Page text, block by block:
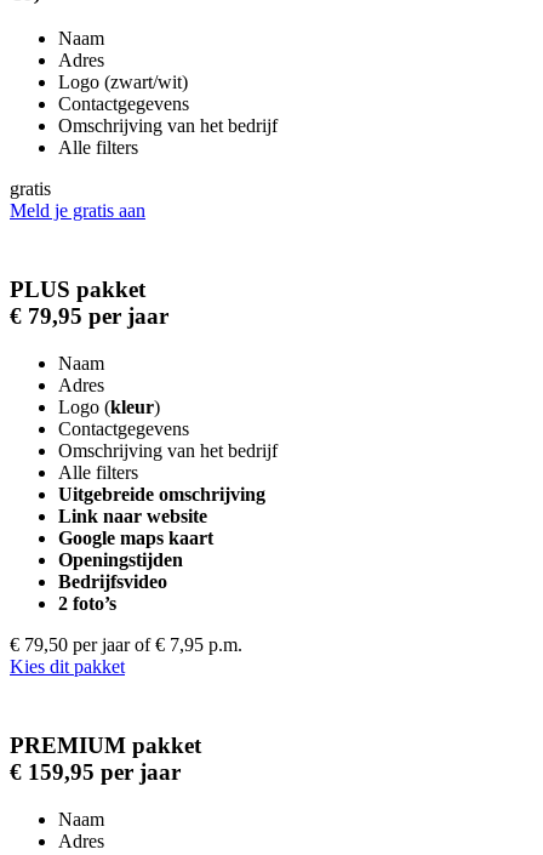
Naam
Adres
Logo (zwart/wit)
Contactgegevens
Omschrijving van het bedrijf
Alle filters
gratis
Meld je gratis aan
PLUS pakket
€ 79,95 per jaar
Naam
Adres
Logo (kleur)
Contactgegevens
Omschrijving van het bedrijf
Alle filters
Uitgebreide omschrijving
Link naar website
Google maps kaart
Openingstijden
Bedrijfsvideo
2 foto’s
€ 79,50 per jaar of € 7,95 p.m.
Kies dit pakket
PREMIUM pakket
€ 159,95 per jaar
Naam
Adres